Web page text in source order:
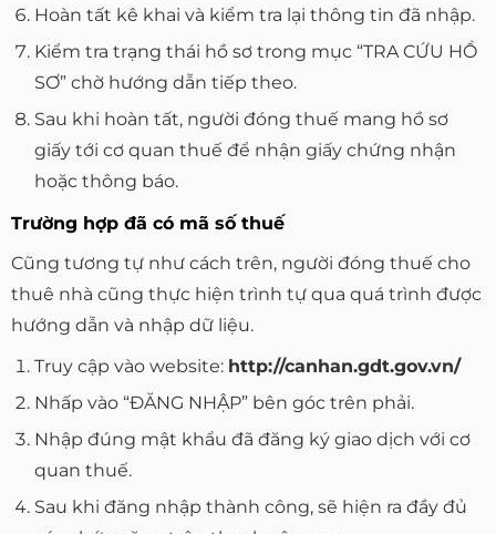
Hoàn tất kê khai và kiểm tra lại thông tin đã nhập.
Kiểm tra trạng thái hồ sơ trong mục “TRA CỨU HỒ
SƠ” chờ hướng dẫn tiếp theo.
Sau khi hoàn tất, người đóng thuế mang hồ sơ
giấy tới cơ quan thuế để nhận giấy chứng nhận
hoặc thông báo.
Trường hợp đã có mã số thuế
Cũng tương tự như cách trên, người đóng thuế cho
thuê nhà cũng thực hiện trình tự qua quá trình được
hướng dẫn và nhập dữ liệu.
Truy cập vào website: http://canhan.gdt.gov.vn/
Nhấp vào “ĐĂNG NHẬP” bên góc trên phải.
Nhập đúng mật khẩu đã đăng ký giao dịch với cơ
quan thuế.
Sau khi đăng nhập thành công, sẽ hiện ra đầy đủ